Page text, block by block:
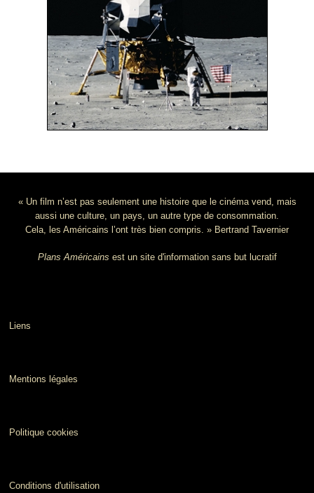
« Un film n’est pas seulement une histoire que le cinéma vend, mais
aussi une culture, un pays, un autre type de consommation.
Cela, les Américains l’ont très bien compris. » Bertrand Tavernier
Plans Américains est un site d'information sans but lucratif
Liens
Mentions légales
Politique cookies
Conditions d'utilisation